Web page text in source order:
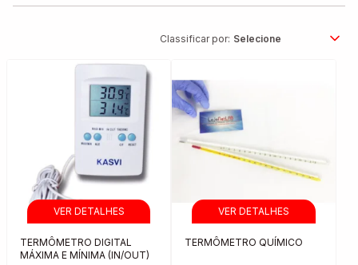
Classificar por:
TERMÔMETRO DIGITAL
MÁXIMA E MÍNIMA (IN/OUT)
TERMÔMETRO QUÍMICO